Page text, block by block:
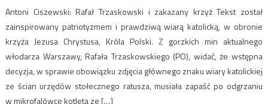
Antoni Ciszewski: Rafał Trzaskowski i zakazany krzyż Tekst został
zainspirowany patriotyzmem i prawdziwą wiarą katolicką, w obronie
krzyża Jezusa Chrystusa, Króla Polski. Z gorzkich min aktualnego
włodarza Warszawy, Rafała Trzaskowskiego (PO), widać, że wstępna
decyzja, w sprawie obowiązku zdjęcia głównego znaku wiary katolickiej
ze ścian urzędów stołecznego ratusza, musiała zapaść po odgrzaniu
w mikrofalówce kotleta ze […]